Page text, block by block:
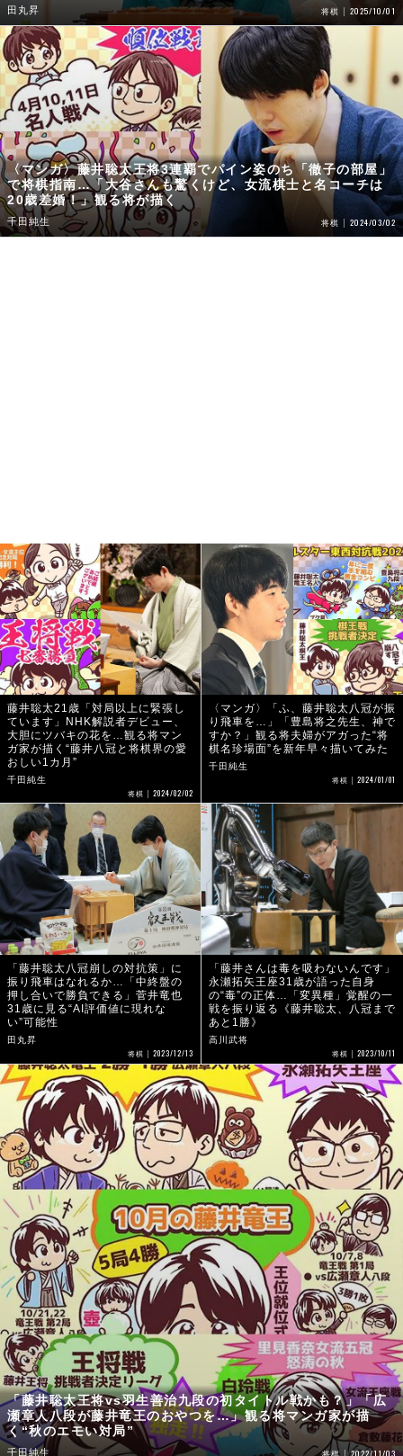
田丸昇 将棋 2025/10/01
〈マンガ〉藤井聡太王将3連覇でパイン姿のち「徹子の部屋」
で将棋指南…「大谷さんも驚くけど、女流棋士と名コーチは
20歳差婚！」観る将が描く
千田純生 将棋 2024/03/02
藤井聡太21歳「対局以上に緊張し
ています」NHK解説者デビュー、
大胆にツバキの花を…観る将マン
ガ家が描く“藤井八冠と将棋界の愛
おしい1カ月”
千田純生
将棋 2024/02/02
〈マンガ〉「ふ、藤井聡太八冠が振
り飛車を…」「豊島将之先生、神で
すか？」観る将夫婦がアガった“将
棋名珍場面”を新年早々描いてみた
千田純生
将棋 2024/01/01
「藤井聡太八冠崩しの対抗策」に
振り飛車はなれるか…「中終盤の
押し合いで勝負できる」菅井竜也
31歳に見る“AI評価値に現れな
い”可能性
田丸昇
将棋 2023/12/13
「藤井さんは毒を吸わないんです」
永瀬拓矢王座31歳が語った自身
の“毒”の正体…「変異種」覚醒の一
戦を振り返る《藤井聡太、八冠まで
あと1勝》
高川武将
将棋 2023/10/11
「藤井聡太王将vs羽生善治九段の初タイトル戦かも？」「広
瀬章人八段が藤井竜王のおやつを…」観る将マンガ家が描
く“秋のエモい対局”
千田純生